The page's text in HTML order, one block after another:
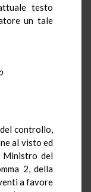
testo
un tale
controllo,
al visto ed
Ministro del
2, della
a favore